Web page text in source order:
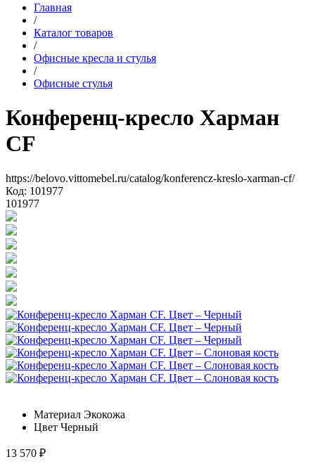
Главная
/
Каталог товаров
/
Офисные кресла и стулья
/
Офисные стулья
Конференц-кресло Харман
CF
https://belovo.vittomebel.ru/catalog/konferencz-kreslo-xarman-cf/
Код: 101977
101977
Материал Экокожа
Цвет Черный
13 570 ₽